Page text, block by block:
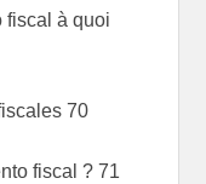
fiscal à quoi
70
fiscal ? 71